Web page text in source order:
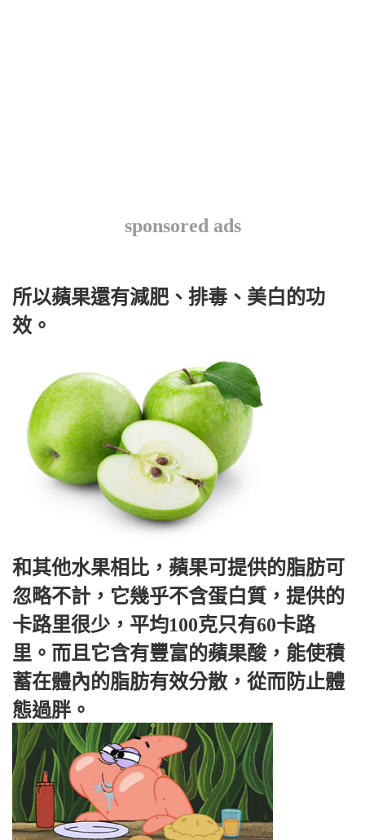
sponsored ads
所以蘋果還有減肥、排毒、美白的功
效。
和其他水果相比，蘋果可提供的脂肪可
忽略不計，它幾乎不含蛋白質，提供的
卡路里很少，平均100克只有60卡路
里。而且它含有豐富的蘋果酸，能使積
蓄在體內的脂肪有效分散，從而防止體
態過胖。